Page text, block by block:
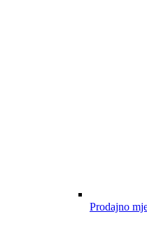
Prodajno